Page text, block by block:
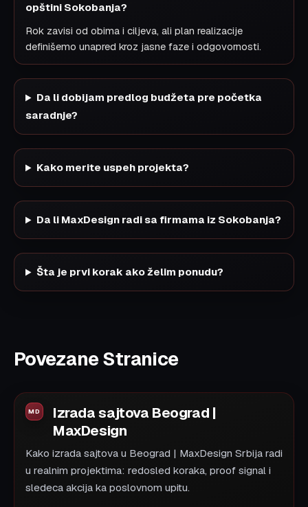
opštini Sokobanja?
Rok zavisi od obima i ciljeva, ali plan realizacije
definišemo unapred kroz jasne faze i odgovornosti.
Da li dobijam predlog budžeta pre početka
saradnje?
Kako merite uspeh projekta?
Da li MaxDesign radi sa firmama iz Sokobanja?
Šta je prvi korak ako želim ponudu?
Povezane Stranice
Izrada sajtova Beograd |
MaxDesign
Kako izrada sajtova u Beograd | MaxDesign Srbija radi
u realnim projektima: redosled koraka, proof signal i
sledeca akcija ka poslovnom upitu.